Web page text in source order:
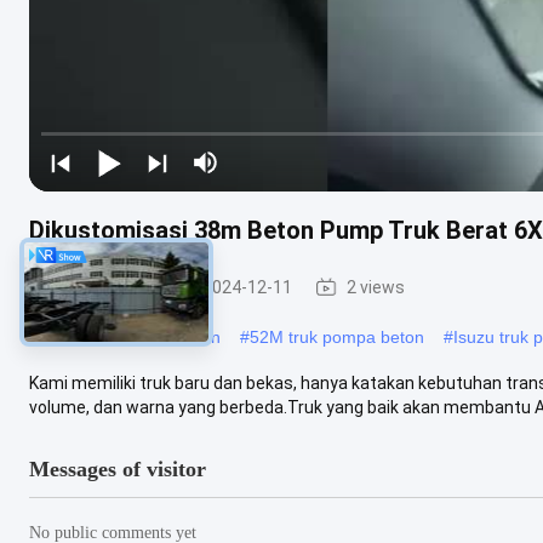
Dikustomisasi 38m Beton Pump Truk Berat
Truk Pompa 2024-12-11 2 views
#Isuzu pompa truk beton #52M truk pompa beton #Isuzu truk
Kami memiliki truk baru dan bekas, hanya katakan kebutuhan
volume, dan warna yang berbeda.Truk yang baik akan membantu
Messages of visitor
No public comments yet